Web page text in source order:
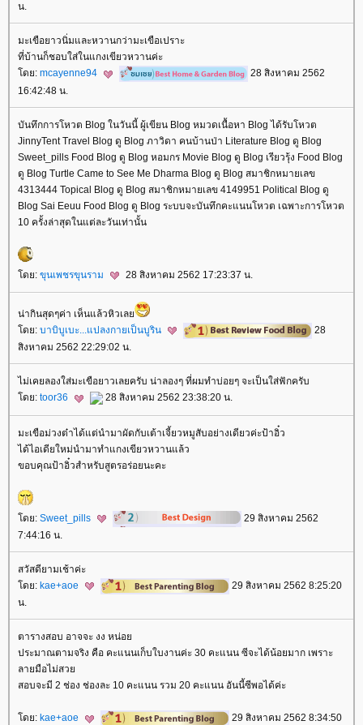
น.
มะเขือยาวนิ่มและหวานกว่ามะเขือเปราะ
ที่บ้านก็ชอบใส่ในแกงเขียวหวานค่ะ
ดย: mcayenne94
28 สิงหาคม 2562
16:42:48 น.
บันทึกการโหวต Blog ในวันนี้ ผู้เขียน Blog หมวดเนื้อหา Blog ได้รับโหวต
JinnyTent Travel Blog ดู Blog ภาวิดา คนบ้านป่า Literature Blog ดู Blog
Sweet_pills Food Blog ดู Blog หอมกร Movie Blog ดู Blog เรียวรุ้ง Food Blog
ดู Blog Turtle Came to See Me Dharma Blog ดู Blog สมาชิกหมายเลข
4313444 Topical Blog ดู Blog สมาชิกหมายเลข 4149951 Political Blog ดู
Blog Sai Eeuu Food Blog ดู Blog ระบบจะบันทึกคะแนนโหวต เฉพาะการโหวต
10 ครั้งล่าสุดในแต่ละวันเท่านั้น
ดย: ขุนเพชรขุนราม 28 สิงหาคม 2562 17:23:37 น.
น่ากินสุดๆค่า เห็นแล้วหิวเล
ดย: บาบิบูเบะ...แปลงกายเป็นบูริน
28
สิงหาคม 2562 22:29:02 น.
ไม่เคยลองใส่มะเขือยาวเลยครับ น่าลองๆ ที่ผมทำบ่อยๆ จะเป็นใส่ฟักครับ
ดย: toor36 28 สิงหาคม 2562 23:38:20 น.
มะเขือม่วงต๋าได้แต่นำมาผัดกับเต้าเจี้ยวหมูสับอย่างเดียวค่ะป้าอิ๋ว
ได้ไอเดียใหม่นำมาทำแกงเขียวหวานแล้ว
ขอบคุณป้าอิ๋วสำหรับสูตรอร่อยนะคะ
ดย: Sweet_pills
29 สิงหาคม 2562
7:44:16 น.
สวัสดียามเช้าค่ะ
ดย: kae+aoe
29 สิงหาคม 2562 8:25:20
น.
ตารางสอบ อาจจะ งง หน่อ
ประมาณตามจริง คือ คะแนนเก็บใบงานค่ะ 30 คะแนน ซีจะได้น้อยมาก เพราะ
ลายมือไม่สว
สอบจะมี 2 ช่อง ช่องละ 10 คะแนน รวม 20 คะแนน อันนี้ซีพอได้ค่ะ
ดย: kae+aoe
29 สิงหาคม 2562 8:34:50